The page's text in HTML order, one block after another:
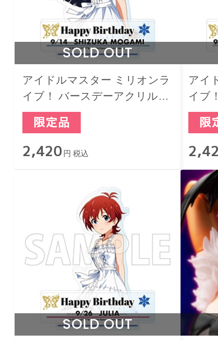
SOLD OUT
アイドルマスター ミリオンラ
イブ！ バースデーアクリルジ
オラマスタンド 最上静香
2,420 円 税込
アイ
イブ
オラ
SOLD OUT